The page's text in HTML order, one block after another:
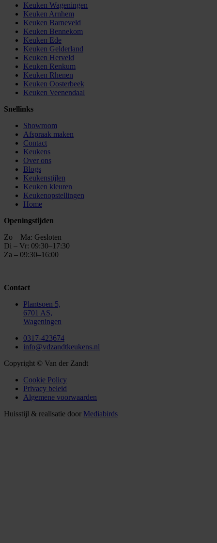
Keuken Wageningen
Keuken Arnhem
Keuken Barneveld
Keuken Bennekom
Keuken Ede
Keuken Gelderland
Keuken Herveld
Keuken Renkum
Keuken Rhenen
Keuken Oosterbeek
Keuken Veenendaal
Snellinks
Showroom
Afspraak maken
Contact
Keukens
Over ons
Blogs
Keukenstijlen
Keuken kleuren
Keukenopstellingen
Home
Openingstijden
Zo – Ma: Gesloten
Di – Vr: 09:30–17:30
Za – 09:30–16:00
Contact
Plantsoen 5,
6701 AS,
Wageningen
0317-423674
info@vdzandtkeukens.nl
Copyright © Van der Zandt
Cookie Policy
Privacy beleid
Algemene voorwaarden
Huisstijl & realisatie door Mediabirds